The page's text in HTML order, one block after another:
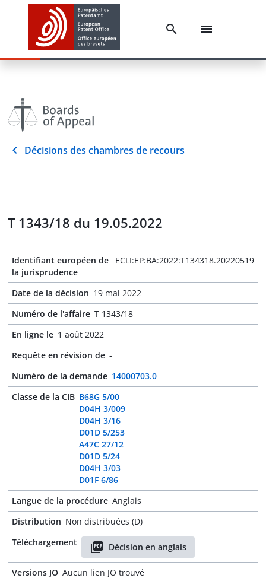
Décisions des chambres de recours
T 1343/18 du 19.05.2022
Identifiant européen de
la jurisprudence
ECLI:EP:BA:2022:T134318.20220519
Date de la décision 19 mai 2022
Numéro de l'affaire T 1343/18
En ligne le 1 août 2022
Requête en révision de -
Numéro de la demande 14000703.0
Classe de la CIB B68G 5/00
D04H 3/009
D04H 3/16
D01D 5/253
A47C 27/12
D01D 5/24
D04H 3/03
D01F 6/86
Langue de la procédure Anglais
Distribution Non distribuées (D)
Téléchargement
Décision en anglais
Versions JO Aucun lien JO trouvé